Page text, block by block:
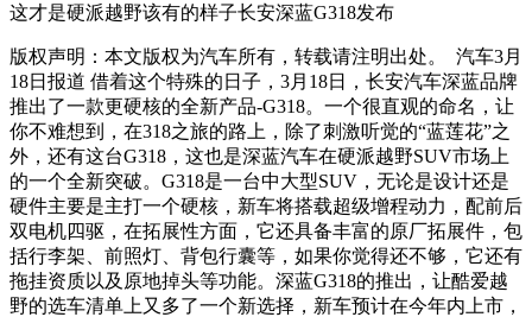
这才是硬派越野该有的样子长安深蓝G318发布
版权声明：本文版权为汽车所有，转载请注明出处。 汽车3月
18日报道 借着这个特殊的日子，3月18日，长安汽车深蓝品牌
推出了一款更硬核的全新产品-G318。一个很直观的命名，让
你不难想到，在318之旅的路上，除了刺激听觉的“蓝莲花”之
外，还有这台G318，这也是深蓝汽车在硬派越野SUV市场上
的一个全新突破。G318是一台中大型SUV，无论是设计还是
硬件主要是主打一个硬核，新车将搭载超级增程动力，配前后
双电机四驱，在拓展性方面，它还具备丰富的原厂拓展件，包
括行李架、前照灯、背包行囊等，如果你觉得还不够，它还有
拖挂资质以及原地掉头等功能。深蓝G318的推出，让酷爱越
野的选车清单上又多了一个新选择，新车预计在今年内上市，